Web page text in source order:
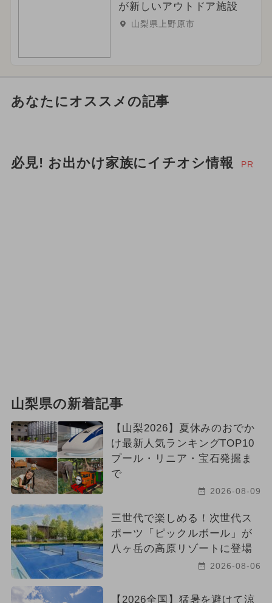
が新しいアウトドア施設
山梨県上野原市
あなたにオススメの記事
必見! お出かけ家族にイチオシ情報 PR
山梨県の新着記事
【山梨2026】夏休みのおでか
け最新人気ランキングTOP10
プール・リニア・宝石発掘ま
で
2026-08-09
三世代で楽しめる！次世代ス
ポーツ「ピックルボール」が
八ヶ岳の高原リゾートに登場
2026-08-06
【2026全国】猛暑を避けて涼